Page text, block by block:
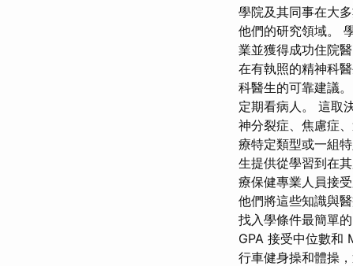
學院及其同事在大
他們的研究領域。
業並獲得成功住院
在有執照的精神科
科醫生的可靠建議
定期看病人。 這取
神分裂症、焦慮症
療特定類型或一組
生提供從學習到在
療保健專業人員接
他們將這些知識與
找入學條件最簡單
GPA 接受中位數和
行車健身操和體操